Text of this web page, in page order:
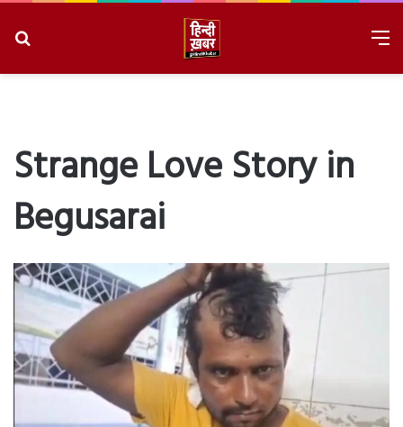
Strange Love Story in
Begusarai